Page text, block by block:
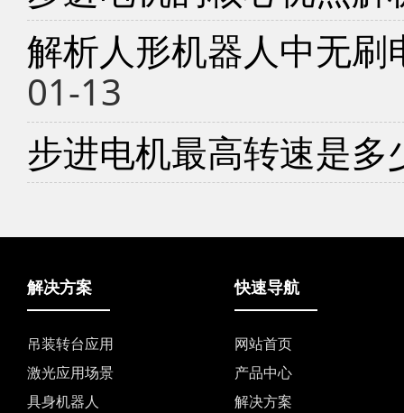
解析人形机器人中无
01-13
步进电机最高转速是多
解决方案
吊装转台应用
激光应用场景
具身机器人
快速导航
网站首页
产品中心
解决方案